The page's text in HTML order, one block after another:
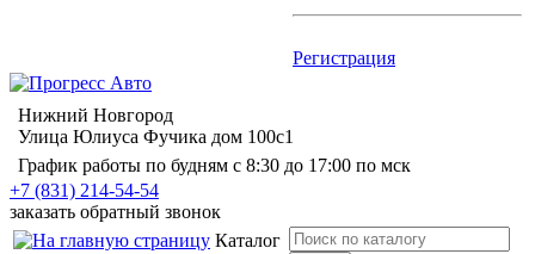
Регистрация
Нижний Новгород
Улица Юлиуса Фучика дом 100с1
График работы по будням с 8:30 до 17:00 по мск
+7 (831) 214-54-54
заказать обратный звонок
Каталог